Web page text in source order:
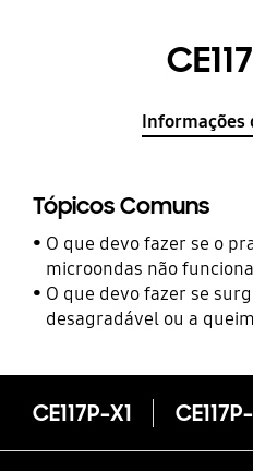
Informações
Tópicos Comuns
O que devo fazer se o
microondas não
O que devo fazer se
desagradável ou a
CE117P-X1